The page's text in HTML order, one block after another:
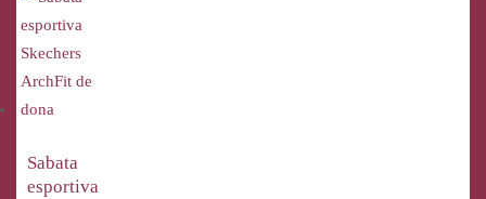
Sabata
esportiva